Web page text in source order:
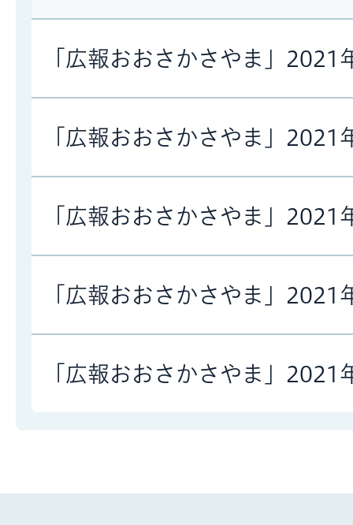
「広報おおさかさやま」2021
「広報おおさかさやま」2021
「広報おおさかさやま」2021
「広報おおさかさやま」2021
「広報おおさかさやま」2021